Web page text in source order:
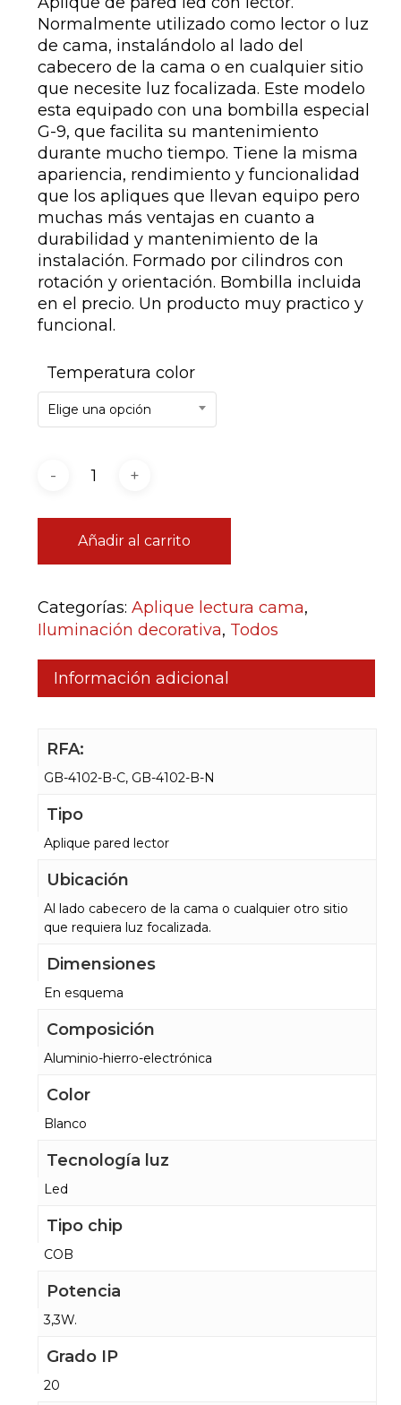
Normalmente utilizado como lector o luz
de cama, instalándolo al lado del
cabecero de la cama o en cualquier sitio
que necesite luz focalizada. Este modelo
esta equipado con una bombilla especial
G-9, que facilita su mantenimiento
durante mucho tiempo. Tiene la misma
apariencia, rendimiento y funcionalidad
que los apliques que llevan equipo pero
muchas más ventajas en cuanto a
durabilidad y mantenimiento de la
instalación. Formado por cilindros con
rotación y orientación. Bombilla incluida
en el precio. Un producto muy practico y
funcional.
Temperatura color
Elige una opción
Añadir al carrito
Categorías: Aplique lectura cama,
Iluminación decorativa, Todos
Información adicional
RFA:
GB-4102-B-C, GB-4102-B-N
Tipo
Aplique pared lector
Ubicación
Al lado cabecero de la cama o cualquier otro sitio
que requiera luz focalizada.
Dimensiones
En esquema
Composición
Aluminio-hierro-electrónica
Color
Blanco
Tecnología luz
Led
Tipo chip
COB
Potencia
3,3W.
Grado IP
20